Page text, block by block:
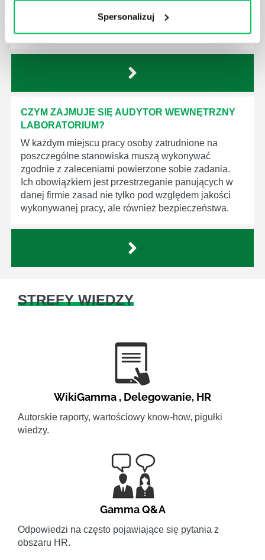
Spersonalizuj
wprowadzenie dąży do ujednolicenia jakości
produktów, które trafiają do klientów.
CZYM ZAJMUJE SIĘ AUDYTOR WEWNĘTRZNY
LABORATORIUM?
W każdym miejscu pracy osoby zatrudnione na
poszczególne stanowiska muszą wykonywać
zgodnie z zaleceniami powierzone sobie zadania.
Ich obowiązkiem jest przestrzeganie panujących w
danej firmie zasad nie tylko pod względem jakości
wykonywanej pracy, ale również bezpieczeństwa.
STREFY WIEDZY
WikiGamma , Delegowanie, HR
Autorskie raporty, wartościowy know-how, pigułki
wiedzy.
Gamma Q&A
Odpowiedzi na często pojawiające się pytania z
obszaru HR.